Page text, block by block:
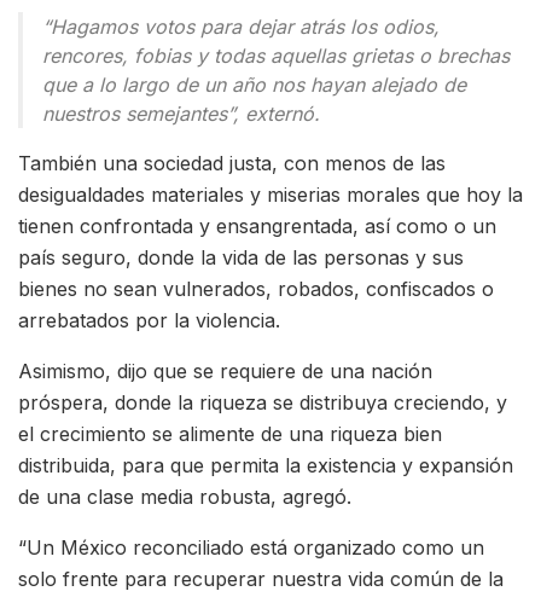
“Hagamos votos para dejar atrás los odios,
rencores, fobias y todas aquellas grietas o brechas
que a lo largo de un año nos hayan alejado de
nuestros semejantes”, externó.
También una sociedad justa, con menos de las
desigualdades materiales y miserias morales que hoy la
tienen confrontada y ensangrentada, así como o un
país seguro, donde la vida de las personas y sus
bienes no sean vulnerados, robados, confiscados o
arrebatados por la violencia.
Asimismo, dijo que se requiere de una nación
próspera, donde la riqueza se distribuya creciendo, y
el crecimiento se alimente de una riqueza bien
distribuida, para que permita la existencia y expansión
de una clase media robusta, agregó.
“Un México reconciliado está organizado como un
solo frente para recuperar nuestra vida común de la